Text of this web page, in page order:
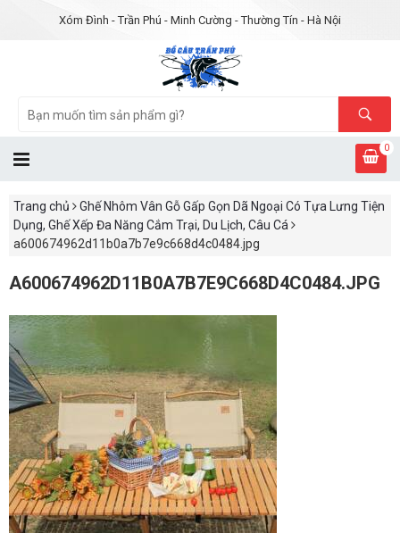
Xóm Đình - Trần Phú - Minh Cường - Thường Tín - Hà Nội
0
Trang chủ
Ghế Nhôm Vân Gỗ Gấp Gọn Dã Ngoại Có Tựa Lưng Tiện
Dụng, Ghế Xếp Đa Năng Cắm Trại, Du Lịch, Câu Cá
a600674962d11b0a7b7e9c668d4c0484.jpg
A600674962D11B0A7B7E9C668D4C0484.JPG